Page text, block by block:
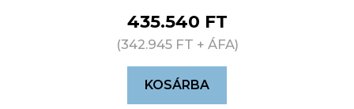
435.540 FT
(342.945 FT + ÁFA)
KOSÁRBA